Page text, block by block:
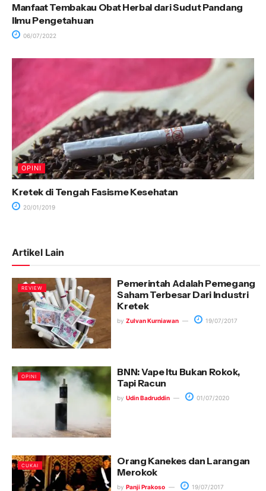
Manfaat Tembakau Obat Herbal dari Sudut Pandang
Ilmu Pengetahuan
06/07/2022
OPINI
Kretek di Tengah Fasisme Kesehatan
20/01/2019
Artikel Lain
REVIEW
Pemerintah Adalah Pemegang
Saham Terbesar Dari Industri
Kretek
by Zulvan Kurniawan 19/07/2017
OPINI
BNN: Vape Itu Bukan Rokok,
Tapi Racun
by Udin Badruddin 01/07/2020
CUKAI
Orang Kanekes dan Larangan
Merokok
by Panji Prakoso 19/07/2017